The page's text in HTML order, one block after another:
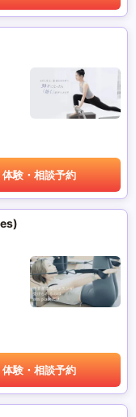
体験・相談予約
体験・相談予約